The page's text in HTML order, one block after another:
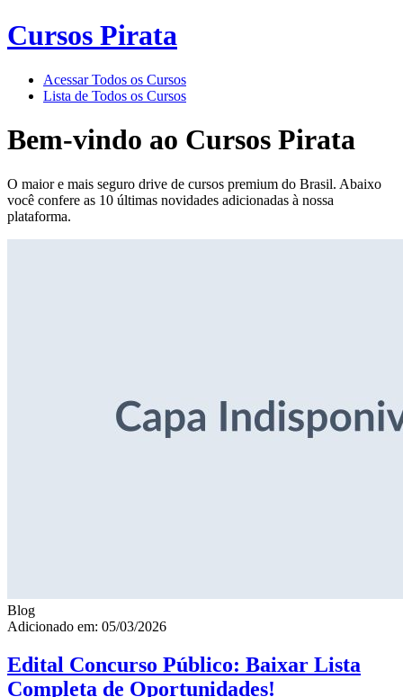
Cursos Pirata
Acessar Todos os Cursos
Lista de Todos os Cursos
Bem-vindo ao Cursos Pirata
O maior e mais seguro drive de cursos premium do Brasil. Abaixo
você confere as 10 últimas novidades adicionadas à nossa
plataforma.
Blog
Adicionado em: 05/03/2026
Edital Concurso Público: Baixar Lista
Completa de Oportunidades!